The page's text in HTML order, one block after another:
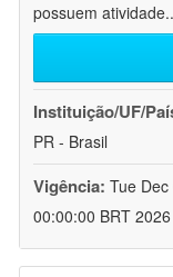
possuem atividade
Instituição/UF/
PR - Brasil
Vigência: Tue
00:00:00 BRT 2026